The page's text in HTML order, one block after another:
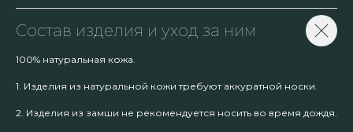
Состав изделия и уход за ним
100% натуральная кожа.
1. Изделия из натуральной кожи требуют аккуратной носки.
2. Изделия из замши не рекомендуется носить во время дождя.